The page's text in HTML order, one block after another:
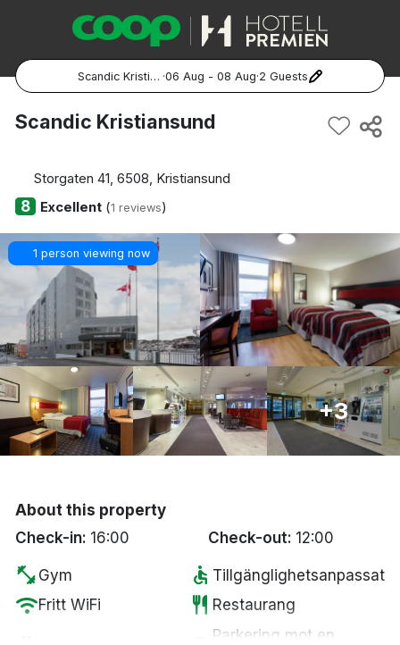
Scandic Kristiansund ·06 Aug - 08 Aug·2 Guests
Popular Destinations:
Göteborg
Malmö
Hela Norge
Oslo
Bergen
Scandic Kristiansund
Storgaten 41, 6508, Kristiansund
8 Excellent(1 reviews)
1 person viewing now
+3
About this property
Check-in: 16:00 Check-out: 12:00
fitness_center Gym accessible Tillgänglighetsanpassat
wifiFritt WiFi restaurant Restaurang
Parkering mot en